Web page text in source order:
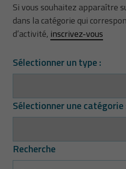
Si vous souhaitez apparaître
dans la catégorie qui
d’activité, inscrivez-vous
Sélectionner un type :
Sélectionner une catégorie
Recherche